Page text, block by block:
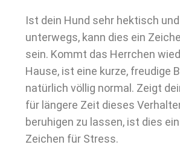
Ist dein Hund sehr hektisch
unterwegs, kann dies ein
sein. Kommt das Herrchen
Hause, ist eine kurze, freudige
natürlich völlig normal. Zeigt
für längere Zeit dieses
beruhigen zu lassen, ist dies
Zeichen für Stress.